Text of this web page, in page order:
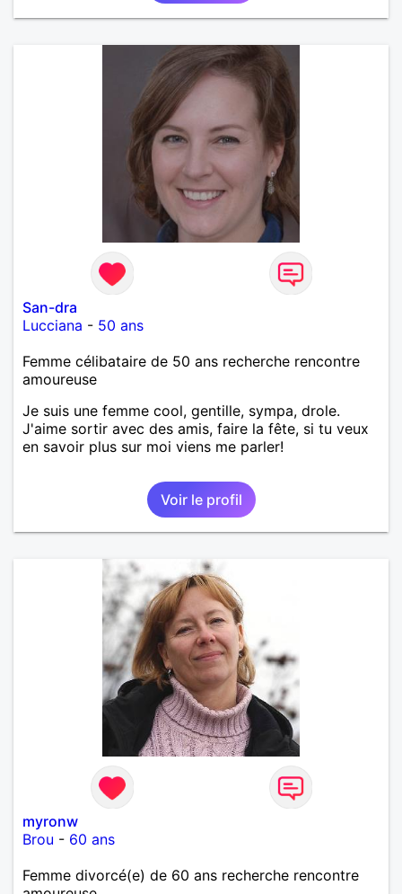
représentatrice de la Femme Divorcée Mal dans sa
peau. A bientôt.
San-dra
Lucciana - 50 ans
Femme célibataire de 50 ans recherche rencontre
amoureuse
Je suis une femme cool, gentille, sympa, drole.
J'aime sortir avec des amis, faire la fête, si tu veux
en savoir plus sur moi viens me parler!
Voir le profil
myronw
Brou - 60 ans
Femme divorcé(e) de 60 ans recherche rencontre